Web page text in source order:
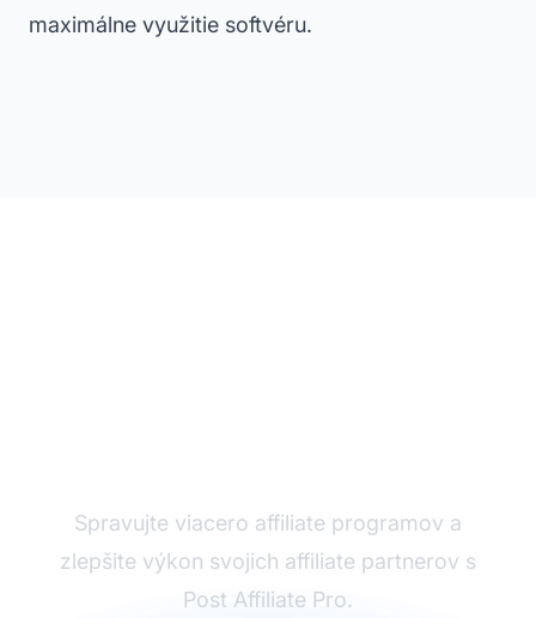
maximálne využitie softvéru.
Spravujte viacero affiliate programov a
zlepšite výkon svojich affiliate partnerov s
Post Affiliate Pro.